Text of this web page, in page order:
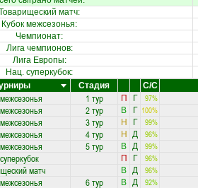
матч:
Кубок межсезонья:
Чемпионат:
Лига чемпионов:
Лига Европы:
Нац. суперкубок:
Стадия С/С
1 тур П Г 97%
2 тур В Г 100%
3 тур Н Г 99%
4 тур Н Д 96%
5 тур В Д 99%
П Г 96%
матч В Д 96%
6 тур В Д 92%